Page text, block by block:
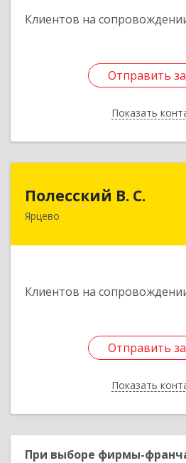
Клиентов на
Отправить
Показать
Отправить
Назад
Полесский В. С.
Ярцево
Клиентов на
Отправить
Показать
Отправить
Назад
При выборе фирмы-